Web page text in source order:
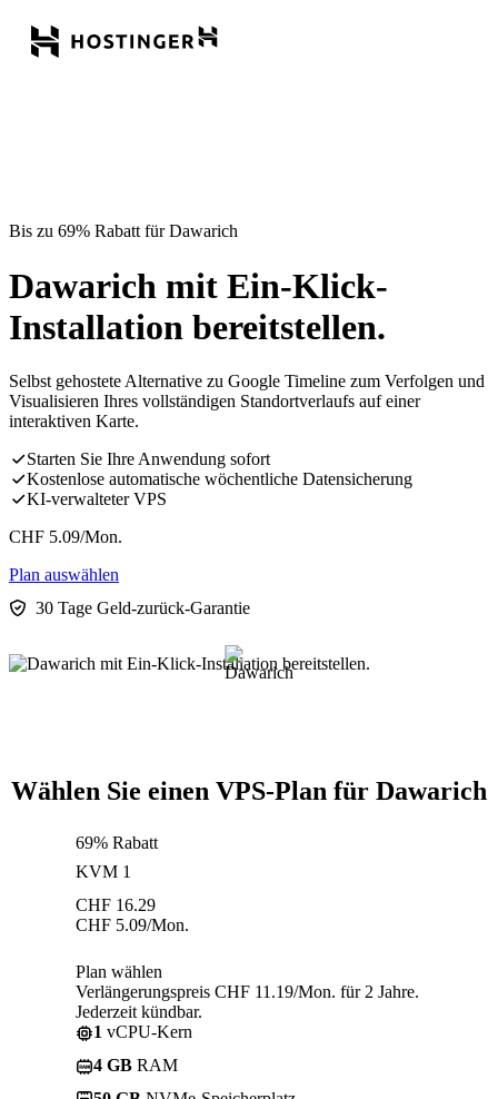
Bis zu 69% Rabatt für Dawarich
Dawarich mit Ein-Klick-
Installation bereitstellen.
Selbst gehostete Alternative zu Google Timeline zum Verfolgen und
Visualisieren Ihres vollständigen Standortverlaufs auf einer
interaktiven Karte.
Starten Sie Ihre Anwendung sofort
Kostenlose automatische wöchentliche Datensicherung
KI-verwalteter VPS
CHF 5.09/Mon.
Plan auswählen
30 Tage Geld-zurück-Garantie
Wählen Sie einen VPS-Plan für Dawarich
69% Rabatt
KVM 1
CHF 16.29
CHF 5.09/Mon.
Plan wählen
Verlängerungspreis CHF 11.19/Mon. für 2 Jahre.
Jederzeit kündbar.
1 vCPU-Kern
4 GB RAM